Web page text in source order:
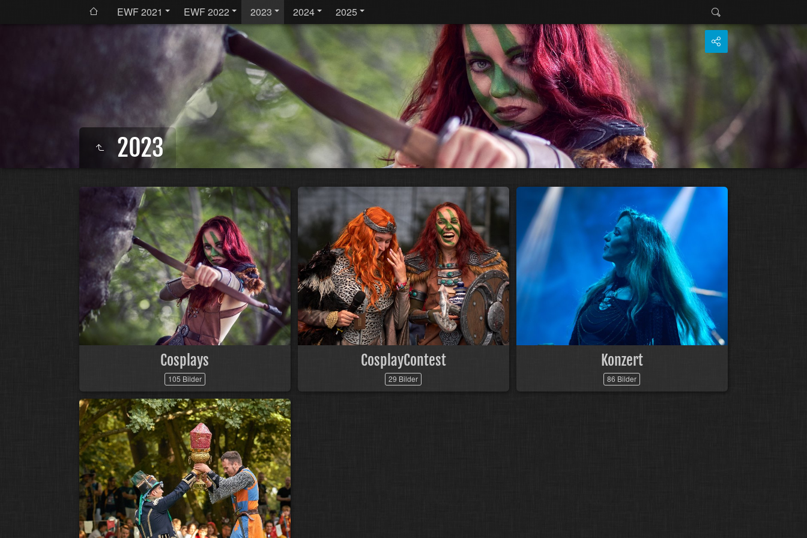
EWF 2021 EWF 2022 2023 2024 2025
2023
Cosplays
105 Bilder
CosplayContest
29 Bilder
Konzert
86 Bilder